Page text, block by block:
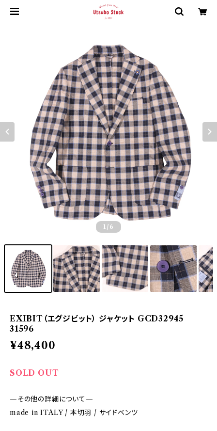
1 /6
EXIBIT（エグジビット） ジャケット GCD32945
31596
¥48,400
SOLD OUT
—その他の詳細について—
made in ITALY / 本切羽 / サイドベンツ